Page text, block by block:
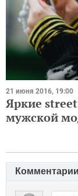
21 июня 2016, 19:00
Яркие
мужской
Комментарии